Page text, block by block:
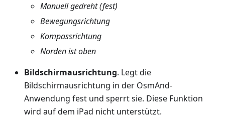
Manuell gedreht (fest)
Bewegungsrichtung
Kompassrichtung
Norden ist oben
Bildschirmausrichtung. Legt die
Bildschirmausrichtung in der OsmAnd-
Anwendung fest und sperrt sie. Diese Funktion
wird auf dem iPad nicht unterstützt.